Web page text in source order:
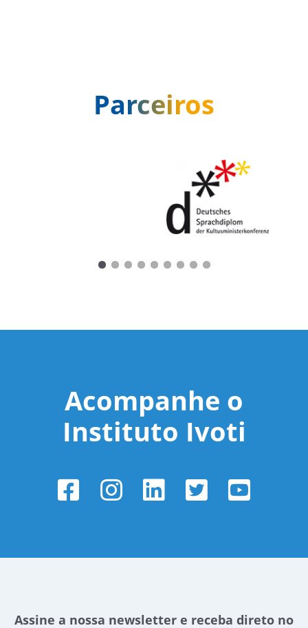
Parceiros
Acompanhe o
Instituto Ivoti
Assine a nossa newsletter e receba direto no